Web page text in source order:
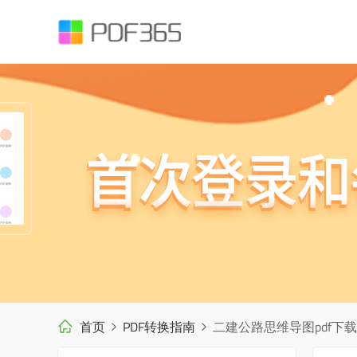
首页 PDF转换指南 二建公路思维导图pdf下载